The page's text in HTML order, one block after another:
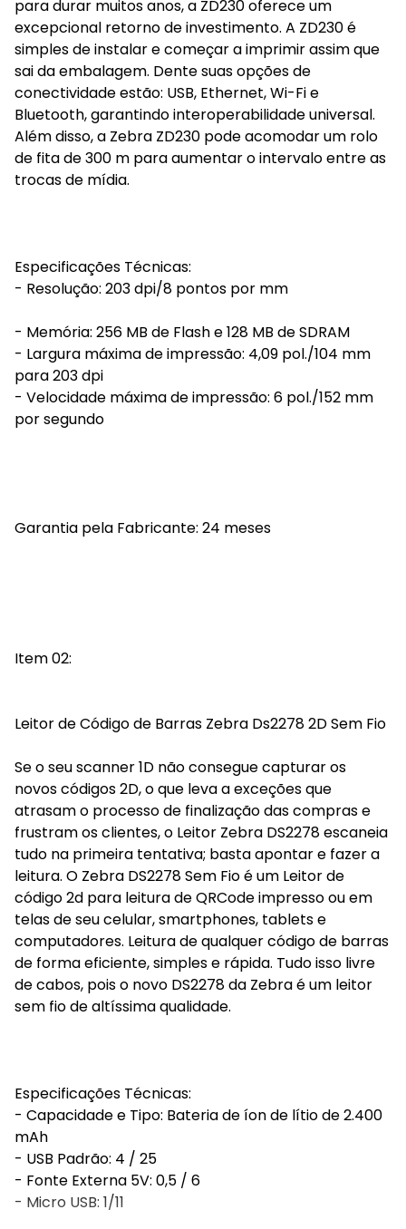
para durar muitos anos, a ZD230 oferece um
excepcional retorno de investimento. A ZD230 é
simples de instalar e começar a imprimir assim que
sai da embalagem. Dente suas opções de
conectividade estão: USB, Ethernet, Wi-Fi e
Bluetooth, garantindo interoperabilidade universal.
Além disso, a Zebra ZD230 pode acomodar um rolo
de fita de 300 m para aumentar o intervalo entre as
trocas de mídia.
Especificações Técnicas:
- Resolução: 203 dpi/8 pontos por mm
- Memória: 256 MB de Flash e 128 MB de SDRAM
- Largura máxima de impressão: 4,09 pol./104 mm
para 203 dpi
- Velocidade máxima de impressão: 6 pol./152 mm
por segundo
Garantia pela Fabricante: 24 meses
Item 02:
Leitor de Código de Barras Zebra Ds2278 2D Sem Fio
Se o seu scanner 1D não consegue capturar os
novos códigos 2D, o que leva a exceções que
atrasam o processo de finalização das compras e
frustram os clientes, o Leitor Zebra DS2278 escaneia
tudo na primeira tentativa; basta apontar e fazer a
leitura. O Zebra DS2278 Sem Fio é um Leitor de
código 2d para leitura de QRCode impresso ou em
telas de seu celular, smartphones, tablets e
computadores. Leitura de qualquer código de barras
de forma eficiente, simples e rápida. Tudo isso livre
de cabos, pois o novo DS2278 da Zebra é um leitor
sem fio de altíssima qualidade.
Especificações Técnicas:
- Capacidade e Tipo: Bateria de íon de lítio de 2.400
mAh
- USB Padrão: 4 / 25
- Fonte Externa 5V: 0,5 / 6
- Micro USB: 1/11